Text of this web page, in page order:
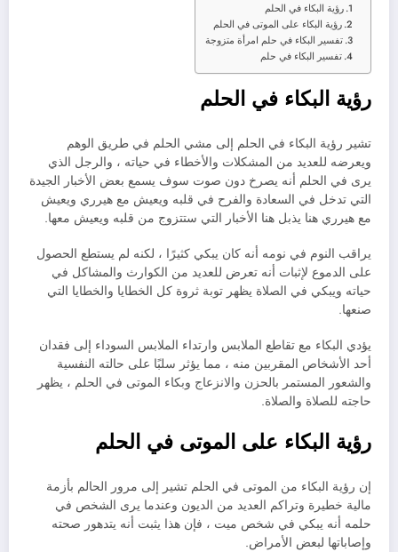
رؤية البكاء في الحلم
رؤية البكاء على الموتى في الحلم
تفسير البكاء في حلم امرأة متزوجة
تفسير البكاء في حلم
رؤية البكاء في الحلم
تشير رؤية البكاء في الحلم إلى مشي الحلم في طريق الوهم
ويعرضه للعديد من المشكلات والأخطاء في حياته ، والرجل الذي
يرى في الحلم أنه يصرخ دون صوت سوف يسمع بعض الأخبار الجيدة
التي تدخل في السعادة والفرح في قلبه ويعيش مع هيرري ويعيش
مع هيرري هنا يذبل هنا الأخبار التي ستتزوج من قلبه ويعيش معها.
يراقب النوم في نومه أنه كان يبكي كثيرًا ، لكنه لم يستطع الحصول
على الدموع لإثبات أنه تعرض للعديد من الكوارث والمشاكل في
حياته ويبكي في الصلاة يظهر توبة ثروة كل الخطايا والخطايا التي
صنعها.
يؤدي البكاء مع تقاطع الملابس وارتداء الملابس السوداء إلى فقدان
أحد الأشخاص المقربين منه ، مما يؤثر سلبًا على حالته النفسية
والشعور المستمر بالحزن والانزعاج وبكاء الموتى في الحلم ، يظهر
حاجته للصلاة والصلاة.
رؤية البكاء على الموتى في الحلم
إن رؤية البكاء من الموتى في الحلم تشير إلى مرور الحالم بأزمة
مالية خطيرة وتراكم العديد من الديون وعندما يرى الشخص في
حلمه أنه يبكي في شخص ميت ، فإن هذا يثبت أنه يتدهور صحته
وإصاباتها لبعض الأمراض.